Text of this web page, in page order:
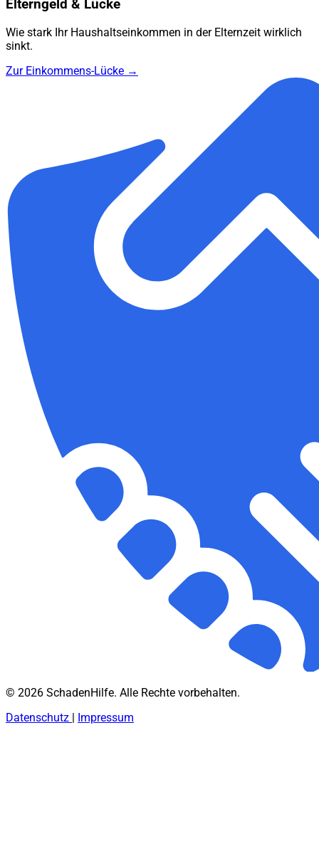
Elterngeld & Lücke
Wie stark Ihr Haushaltseinkommen in der Elternzeit wirklich
sinkt.
Zur Einkommens-Lücke →
© 2026 SchadenHilfe. Alle Rechte vorbehalten.
Datenschutz | Impressum